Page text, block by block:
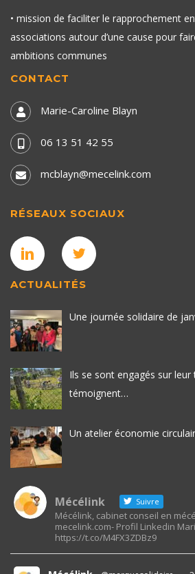
• mission de faciliter le rapprochement
associations autour d’une cause pour
ambitions communes
CONTACT
Marie-Caroline Blayn
06 13 51 42 55
mcblayn@mecelink.com
RÉSEAUX SOCIAUX
ACTUALITÉS
Une journée solidaire de
Ils se sont engagés sur
témoignent…
Un atelier économie
Mécélink Suivre
Mécélink, cabinet conseil en
mecelink.com- Profil Linkedin
https://t.co/M4FX3ZDBz9